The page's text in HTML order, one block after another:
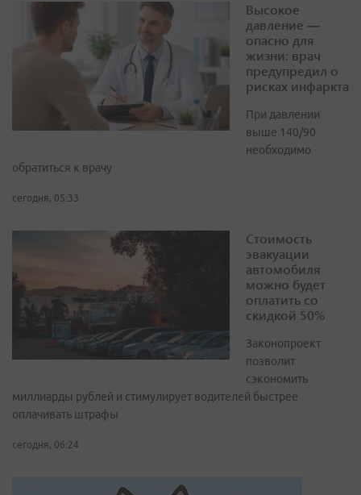
Высокое
давление —
опасно для
жизни: врач
предупредил о
рисках инфаркта
При давлении
выше 140/90
необходимо
обратиться к врачу
сегодня, 05:33
Стоимость
эвакуации
автомобиля
можно будет
оплатить со
скидкой 50%
Законопроект
позволит
сэкономить
миллиарды рублей и стимулирует водителей быстрее
оплачивать штрафы
сегодня, 06:24